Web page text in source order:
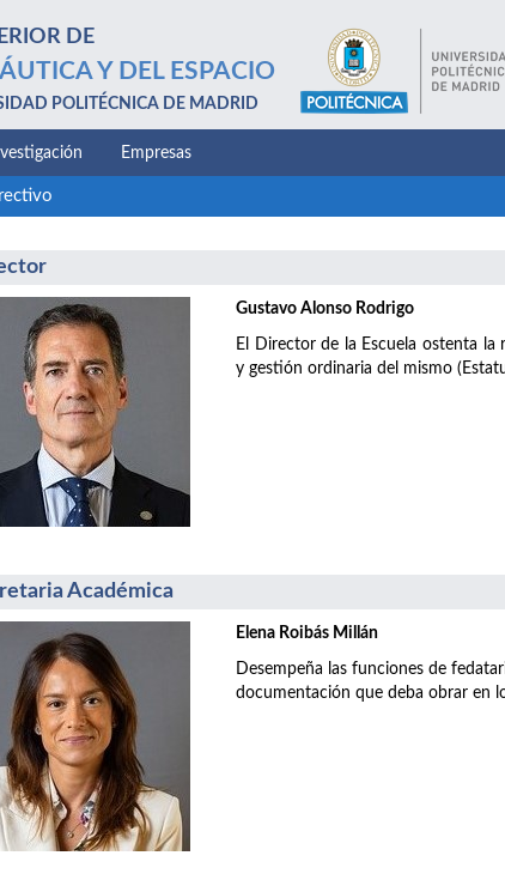
DE
Y DEL ESPACIO
POLITÉCNICA DE MADRID
Empresas
Gustavo Alonso Rodrigo
El Director de la Escuela ostenta
y gestión ordinaria del mismo
Académica
Elena Roibás Millán
Desempeña las funciones de
documentación que deba obrar en